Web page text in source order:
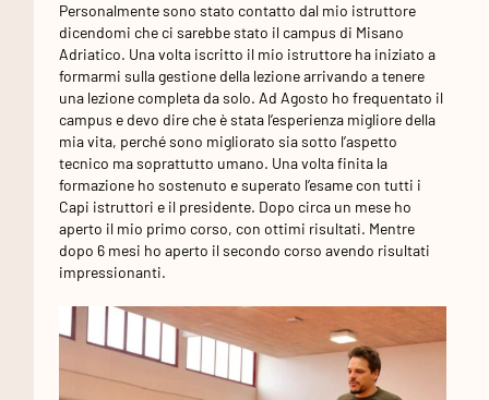
Personalmente sono stato contatto dal mio istruttore
dicendomi che ci sarebbe stato il campus di Misano
Adriatico. Una volta iscritto il mio istruttore ha iniziato a
formarmi sulla gestione della lezione arrivando a tenere
una lezione completa da solo. Ad Agosto ho frequentato il
campus e devo dire che è stata l’esperienza migliore della
mia vita, perché sono migliorato sia sotto l’aspetto
tecnico ma soprattutto umano. Una volta finita la
formazione ho sostenuto e superato l’esame con tutti i
Capi istruttori e il presidente. Dopo circa un mese ho
aperto il mio primo corso, con ottimi risultati. Mentre
dopo 6 mesi ho aperto il secondo corso avendo risultati
impressionanti.